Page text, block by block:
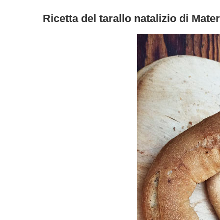
Ricetta del tarallo natalizio di